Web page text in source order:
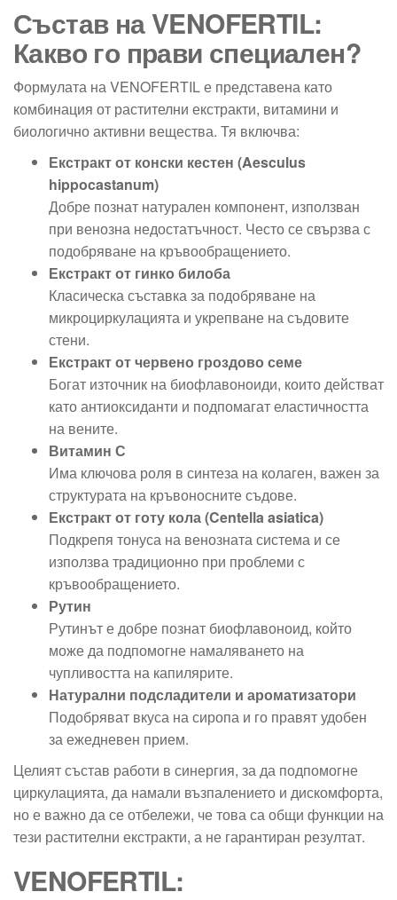
Състав на VENOFERTIL:
Какво го прави специален?
Формулата на VENOFERTIL е представена като
комбинация от растителни екстракти, витамини и
биологично активни вещества. Тя включва:
Екстракт от конски кестен (Aesculus
hippocastanum)
Добре познат натурален компонент, използван
при венозна недостатъчност. Често се свързва с
подобряване на кръвообращението.
Екстракт от гинко билоба
Класическа съставка за подобряване на
микроциркулацията и укрепване на съдовите
стени.
Екстракт от червено гроздово семе
Богат източник на биофлавоноиди, които действат
като антиоксиданти и подпомагат еластичността
на вените.
Витамин С
Има ключова роля в синтеза на колаген, важен за
структурата на кръвоносните съдове.
Екстракт от готу кола (Centella asiatica)
Подкрепя тонуса на венозната система и се
използва традиционно при проблеми с
кръвообращението.
Рутин
Рутинът е добре познат биофлавоноид, който
може да подпомогне намаляването на
чупливостта на капилярите.
Натурални подсладители и ароматизатори
Подобряват вкуса на сиропа и го правят удобен
за ежедневен прием.
Целият състав работи в синергия, за да подпомогне
циркулацията, да намали възпалението и дискомфорта,
но е важно да се отбележи, че това са общи функции на
тези растителни екстракти, а не гарантиран резултат.
VENOFERTIL: